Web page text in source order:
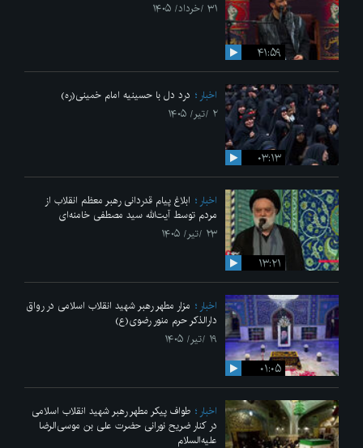
۴۱:۵۹
۳۱ /خرداد/ ۱۴۰۵
۰۳:۱۳
اخبار
درد دل با حسینیه امام خمینی(ره)
۲ /تیر/ ۱۴۰۵
۱۳:۲۱
اخبار
ابلاغ پیام قدردانی رهبر معظم انقلاب از
مردم توسط آیت‌الله سید مصطفی خامنه‌ای
۲۳ /تیر/ ۱۴۰۵
۰۱:۰۵
اخبار
مزار مطهر رهبر شهید انقلاب اسلامی در رواق
دارالذکر حرم منور رضوی(ع)
۱۹ /تیر/ ۱۴۰۵
اخبار
طواف پیکر مطهر رهبر شهید انقلاب اسلامی
در کنار ضریح نورانی حضرت علی‌ بن موسی‌الرضا
علیه‌السلام